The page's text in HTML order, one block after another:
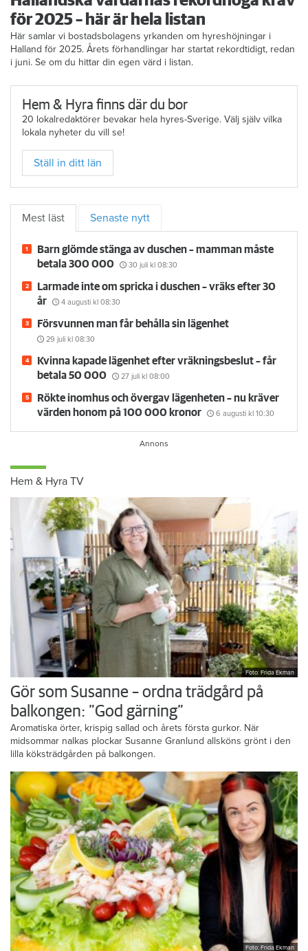
för 2025 – här är hela listan
Här samlar vi bostadsbolagens yrkanden om hyreshöjningar i
Halland för 2025. Årets förhandlingar har startat rekordtidigt, redan
i juni. Se om du hittar din egen värd i listan.
Hem & Hyra finns där du bor
20 lokalredaktörer bevakar hela hyres-Sverige. Välj själv vilka
lokala nyheter du vill se!
Ställ in ditt län
Mest läst Senaste nytt
Barn glömde stänga av duschen – mamman måste
betala 300 000
30 juli kl 08:30
Larmade inte om spricka i duschen – vräks efter 30
år
4 augusti kl 08:30
Försvunnen man får behålla sin lägenhet
29 juli kl 08:30
Kvinna kapade lägenhet efter vräkningsbeslut – får
betala 50 000
27 juli kl 08:00
Rökte inomhus och övergav lägenheten – nu kräver
värden honom på 100 000 kronor
6 augusti kl 10:30
Hem & Hyra TV
Foto: Frida Ekman
Gör som Susanne – ordna trädgård på
balkongen: ”God gärning”
Aromatiska örter, krispig sallad och årets första gurkor. När
midsommar nalkas plockar Susanne Granlund allsköns grönt i den
lilla köksträdgården på balkongen.
Foto: Frida Ekman